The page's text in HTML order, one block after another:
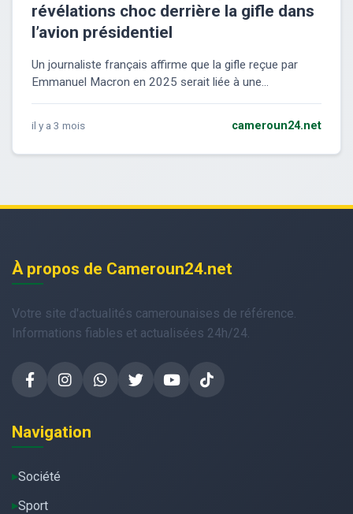
révélations choc derrière la gifle dans
l’avion présidentiel
Un journaliste français affirme que la gifle reçue par
Emmanuel Macron en 2025 serait liée à une...
il y a 3 mois cameroun24.net
À propos de Cameroun24.net
Votre site d'actualités camerounaises de référence.
Informations fiables et actualisées 24h/24.
Navigation
Société
Sport